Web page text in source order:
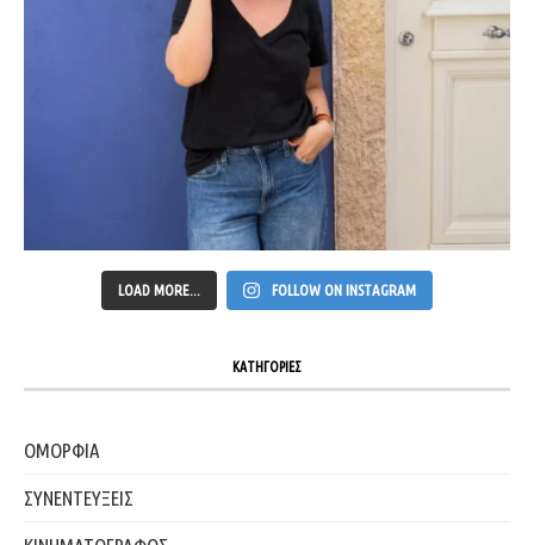
LOAD MORE... FOLLOW ON INSTAGRAM
ΚΑΤΗΓΟΡΙΕΣ
ΟΜΟΡΦΙΑ
ΣΥΝΕΝΤΕΥΞΕΙΣ